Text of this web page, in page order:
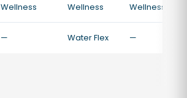
Wellness
Wellness
Wellness
— Water Flex —